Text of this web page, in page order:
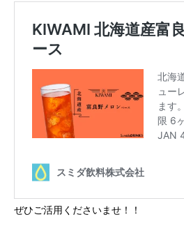
ぜひご活用くださいませ！！